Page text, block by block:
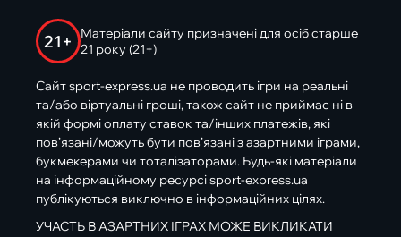
21+
Матеріали сайту призначені для осіб старше
21 року (21+)
Сайт sport-express.ua не проводить ігри на реальні
та/або віртуальні гроші, також сайт не приймає ні в
якій формі оплату ставок та/інших платежів, які
пов’язані/можуть бути пов’язані з азартними іграми,
букмекерами чи тоталізаторами. Будь-які матеріали
на інформаційному ресурсі sport-express.ua
публікуються виключно в інформаційних цілях.
УЧАСТЬ В АЗАРТНИХ ІГРАХ МОЖЕ ВИКЛИКАТИ